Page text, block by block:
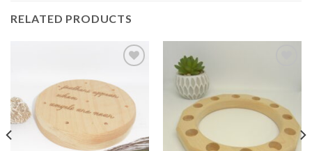
RELATED PRODUCTS
Toevoegen
aan
verlanglijst
Toevoegen
aan
verlanglijst